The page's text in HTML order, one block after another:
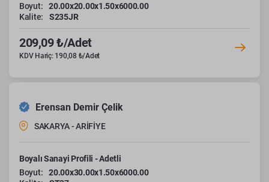
Boyut:
20.00x20.00x1.50x6000.00
Kalite:
S235JR
209,09 ₺/Adet
KDV Hariç: 190,08 ₺/Adet
Erensan Demir Çelik
SAKARYA - ARİFİYE
Boyalı Sanayi Profili - Adetli
Boyut:
20.00x30.00x1.50x6000.00